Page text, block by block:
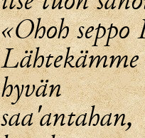
«Ohoh
hyvän
saa'antahan,